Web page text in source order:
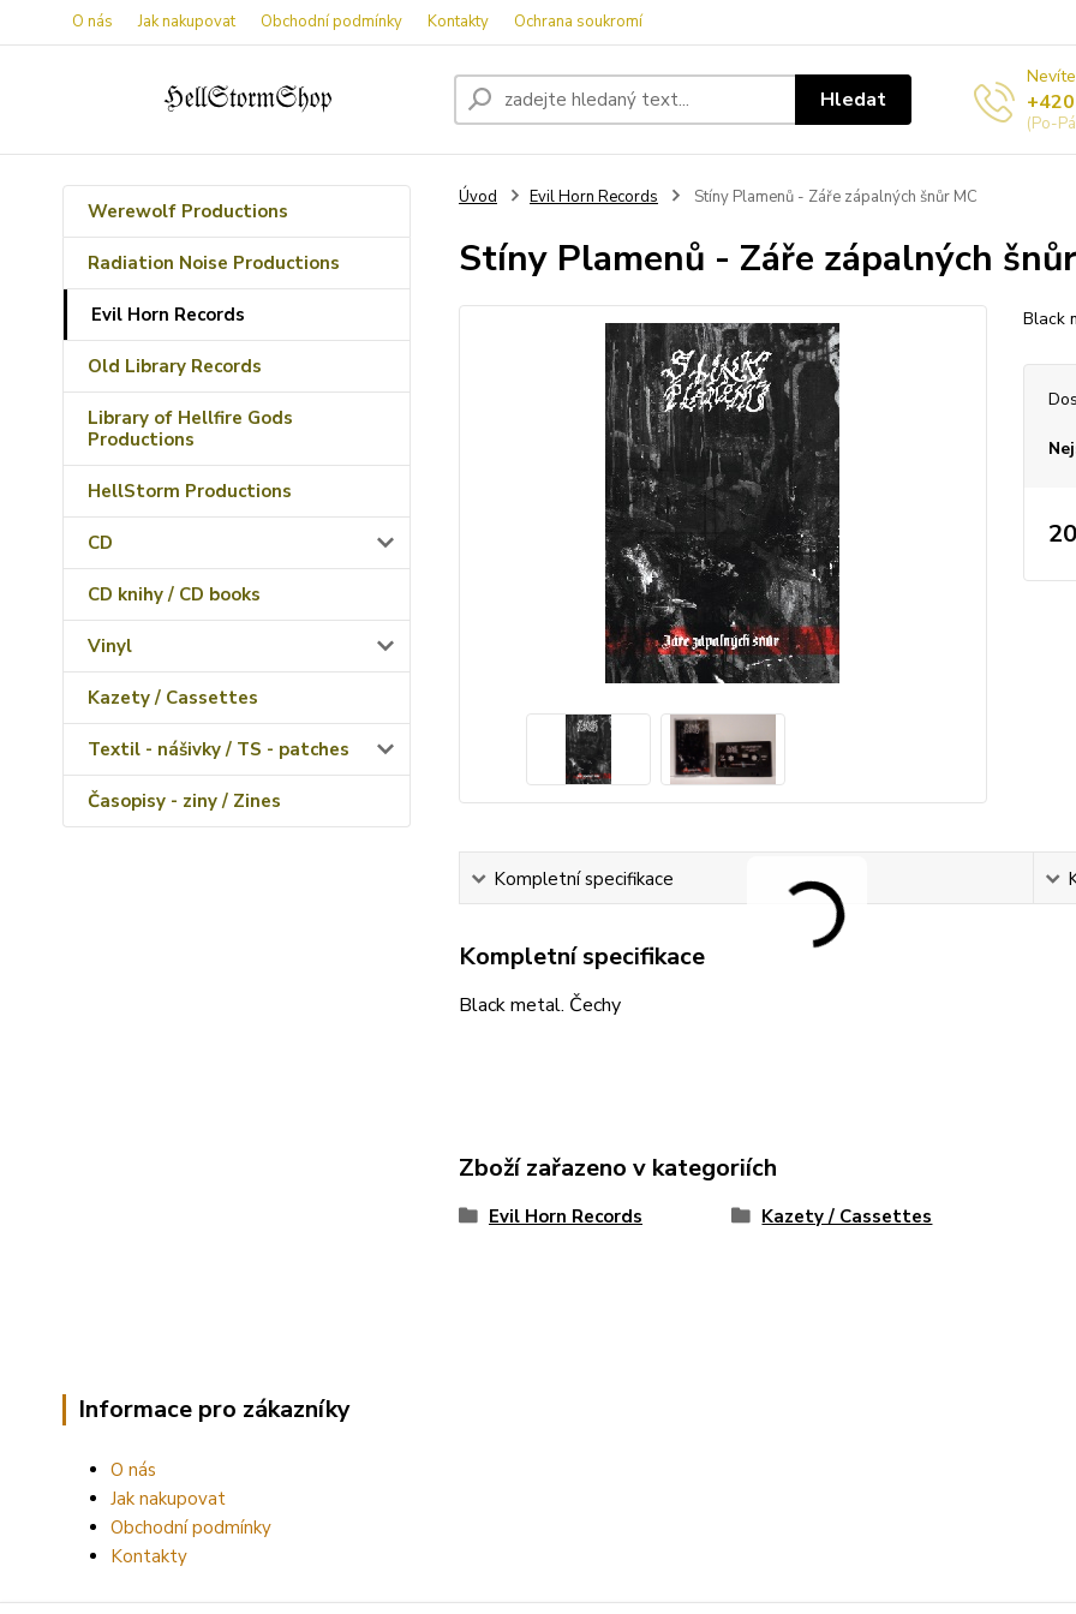
O nás Jak nakupovat Obchodní podmínky Kontakty Ochrana soukromí
Hledat
(Po-
Werewolf Productions
Radiation Noise Productions
Evil Horn Records
Old Library Records
Library of Hellfire Gods
Productions
HellStorm Productions
CD
CD knihy / CD books
Vinyl
Kazety / Cassettes
Textil - nášivky / TS - patches
Časopisy - ziny / Zines
Úvod Evil Horn Records Stíny Plamenů - Záře zápalných šnůr MC
Stíny Plamenů - Záře zápalných
Black
Kompletní specifikace
Kompletní specifikace
Black metal. Čechy
Zboží zařazeno v kategoriích
Evil Horn Records Kazety / Cassettes
Informace pro zákazníky
O nás
Jak nakupovat
Obchodní podmínky
Kontakty